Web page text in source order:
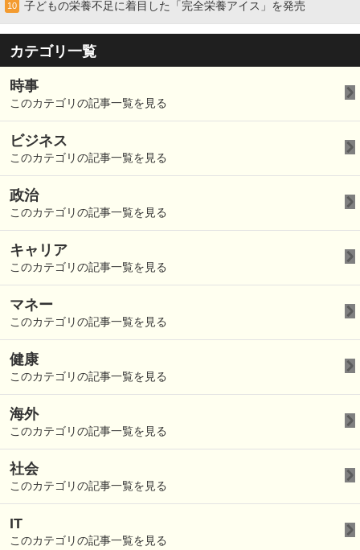
10 子どもの栄養不足に着目した「完全栄養アイス」を発売
カテゴリ一覧
時事
このカテゴリの記事一覧を見る
ビジネス
このカテゴリの記事一覧を見る
政治
このカテゴリの記事一覧を見る
キャリア
このカテゴリの記事一覧を見る
マネー
このカテゴリの記事一覧を見る
健康
このカテゴリの記事一覧を見る
海外
このカテゴリの記事一覧を見る
社会
このカテゴリの記事一覧を見る
IT
このカテゴリの記事一覧を見る